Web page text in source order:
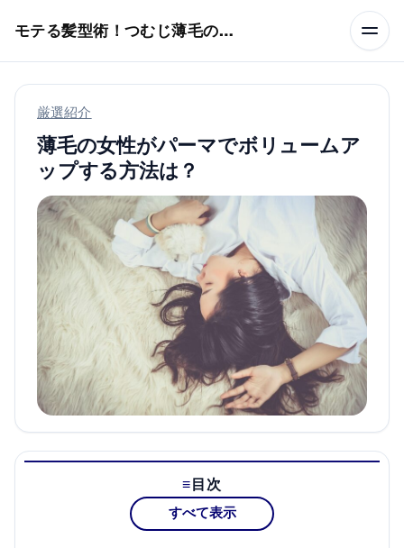
モテる髪型術！つむじ薄毛の隠し方
厳選紹介
薄毛の女性がパーマでボリュームア
ップする方法は？
目次
すべて表示